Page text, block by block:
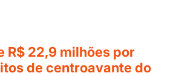
R$ 22,9 milhões por
de centroavante do